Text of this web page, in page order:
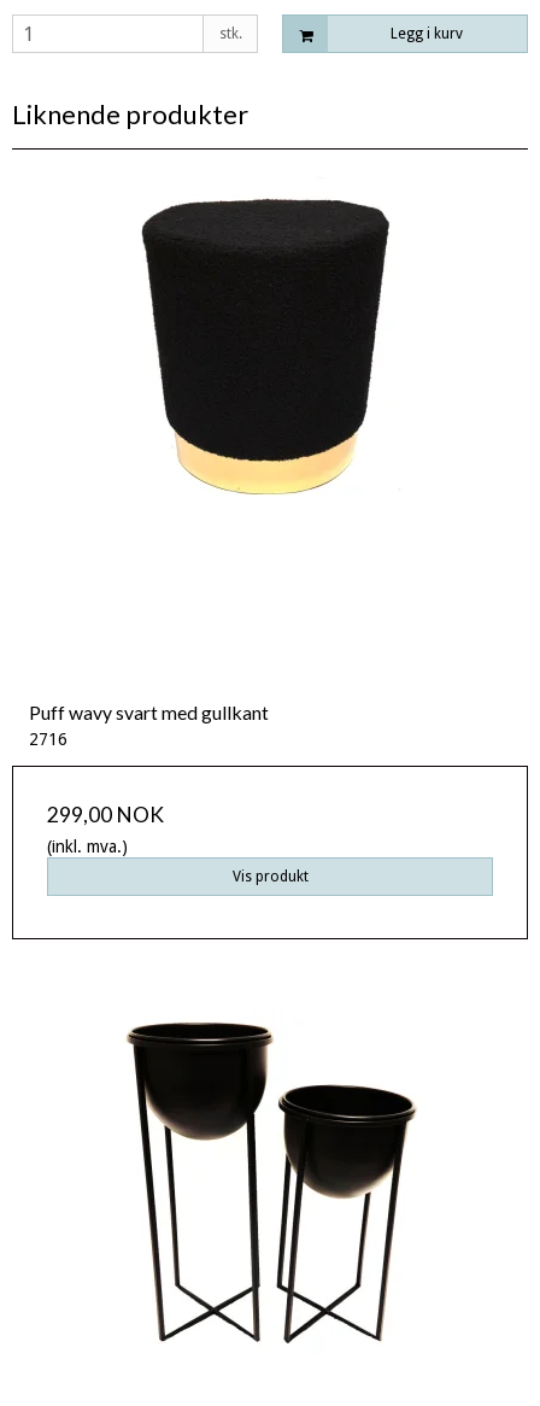
stk. Legg i kurv
Liknende produkter
Puff wavy svart med gullkant
2716
299,00 NOK
(inkl. mva.)
Vis produkt